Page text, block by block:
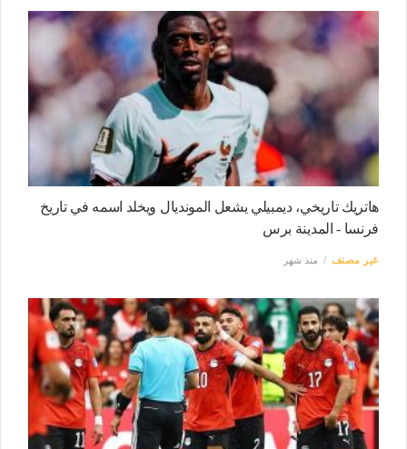
هاتريك تاريخي، ديمبيلي يشعل المونديال ويخلد اسمه في تاريخ
فرنسا - المدينة برس
غير مصنف منذ شهر